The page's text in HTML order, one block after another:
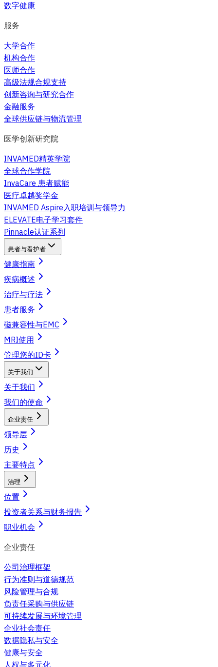
数字健康
服务
大学合作
机构合作
医师合作
高级法规合规支持
创新咨询与研究合作
金融服务
全球供应链与物流管理
医学创新研究院
INVAMED精英学院
全球合作学院
InvaCare 患者赋能
医疗卓越奖学金
INVAMED Aspire入职培训与领导力
ELEVATE电子学习套件
Pinnacle认证系列
患者与看护者
健康指南
疾病概述
治疗与疗法
患者服务
磁兼容性与EMC
MRI使用
管理您的ID卡
关于我们
关于我们
我们的使命
企业责任
领导层
历史
主要特点
治理
位置
投资者关系与财务报告
职业机会
企业责任
公司治理框架
行为准则与道德规范
风险管理与合规
负责任采购与供应链
可持续发展与环境管理
企业社会责任
数据隐私与安全
健康与安全
人权与多元化